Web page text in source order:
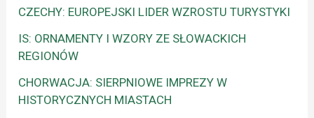
CZECHY: EUROPEJSKI LIDER WZROSTU TURYSTYKI
IS: ORNAMENTY I WZORY ZE SŁOWACKICH
REGIONÓW
CHORWACJA: SIERPNIOWE IMPREZY W
HISTORYCZNYCH MIASTACH